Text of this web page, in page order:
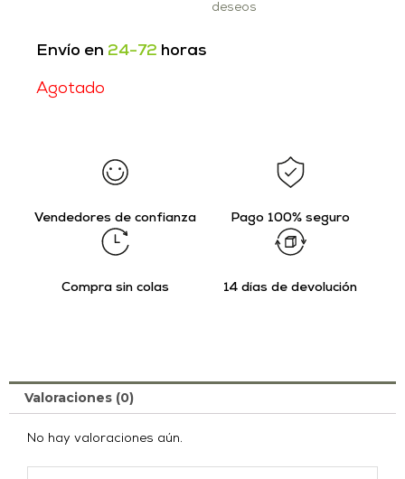
deseos
Envío en 24-72 horas
Agotado
Vendedores de confianza Pago 100% seguro
Compra sin colas 14 días de devolución
Valoraciones (0)
No hay valoraciones aún.